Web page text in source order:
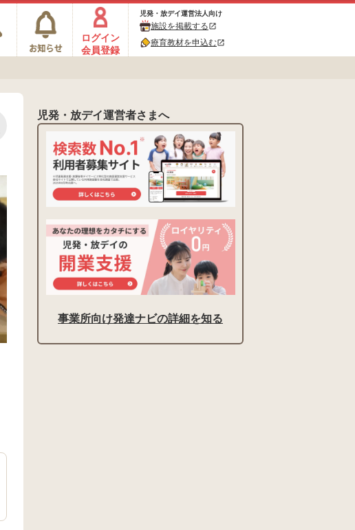
ログイン
会員登録
児発・放デイ運営法人向け
施設を掲載するopen_in_new
療育教材を申込むopen_in_new
児発・放デイ運営者さまへ
事業所向け発達ナビの詳細を知る